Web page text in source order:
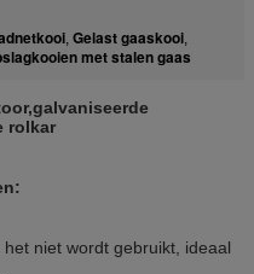
, Gelast gaaskooi,
met stalen gaas
rolkar
niet wordt gebruikt, ideaal